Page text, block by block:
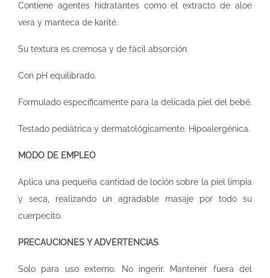
Contiene agentes hidratantes como el extracto de aloe
vera y manteca de karité.
Su textura es cremosa y de fácil absorción.
Con pH equilibrado.
Formulado específicamente para la delicada piel del bebé.
Testado pediátrica y dermatológicamente. Hipoalergénica.
MODO DE EMPLEO
Aplica una pequeña cantidad de loción sobre la piel limpia
y seca, realizando un agradable masaje por todo su
cuerpecito.
PRECAUCIONES Y ADVERTENCIAS
Solo para uso externo. No ingerir. Mantener fuera del